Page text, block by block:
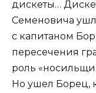
дискеты…
Семеновича
с капитаном
пересечения
роль
Но ушел Борец,